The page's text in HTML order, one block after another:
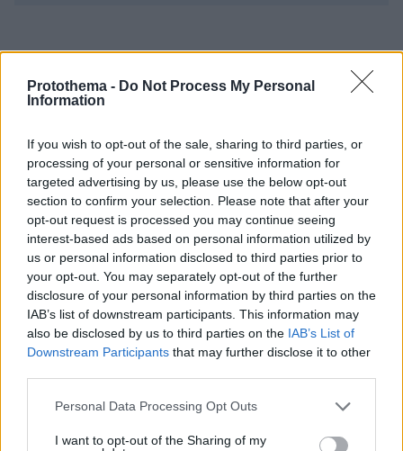
Protothema - Do Not Process My Personal
Information
If you wish to opt-out of the sale, sharing to third parties, or
processing of your personal or sensitive information for
targeted advertising by us, please use the below opt-out
section to confirm your selection. Please note that after your
opt-out request is processed you may continue seeing
interest-based ads based on personal information utilized by
us or personal information disclosed to third parties prior to
your opt-out. You may separately opt-out of the further
disclosure of your personal information by third parties on the
IAB’s list of downstream participants. This information may
also be disclosed by us to third parties on the IAB’s List of
Downstream Participants that may further disclose it to other
Please note that this website/app uses one or more Google
not limited to your visit or usage behaviour. You may click to
Personal Data Processing Opt Outs
I want to opt-out of the Sharing of my
ΡΟΗ ΕΙΔΗΣΕΩΝ
Ειδήσεις Δημοφιλή Σχολιασμένα
Ιταλοί αστυνομικοί στους δρόμους της Αθήνας – Το νέο
πρόγραμμα αστυνόμευσης
πριν 5 λεπτά
62 χρόνια από τους τουρκικούς βομβαρδισμούς με
ναπάλμ στην Τηλλυρία της Κύπρου, πανηγύρια με 1250
Τουρκοκύπριους στα Κόκκινα
πριν 6 λεπτά
Πώς να φτιάξετε παγωτό στο σπίτι, χωρίς μηχανή και
μόνο με 3 υλικά (βίντεο)
πριν 13 λεπτά
ηλεκτρικό πατίνι στη Λάρισα - Παραμένει
διασωληνωμένος
πριν 19 λεπτά